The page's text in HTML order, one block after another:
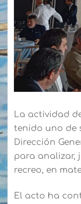
La actividad
tenido uno de
Dirección
para analizar,
recreo, en
El acto ha